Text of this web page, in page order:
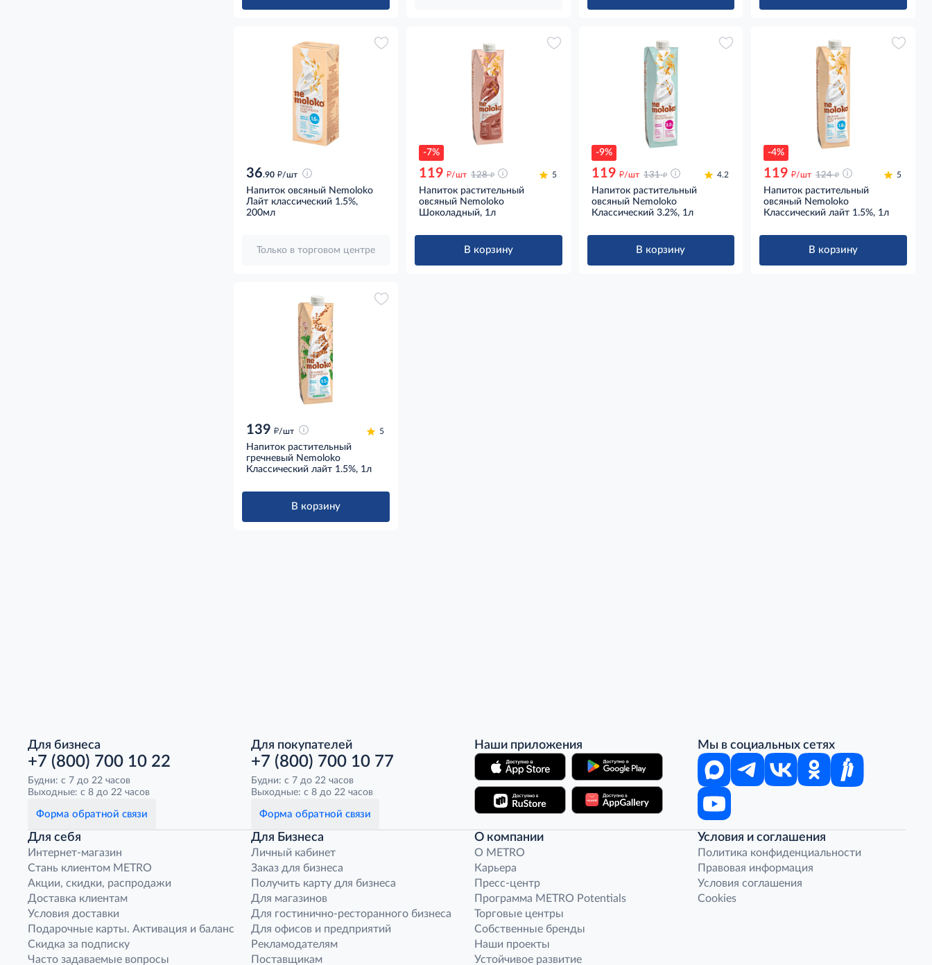
36.90 д/шт
Напиток овсяный Nemoloko
Лайт классический 1.5%,
200мл
Только в торговом центре
-7%
119 д/шт 128 д 5
Напиток растительный
овсяный Nemoloko
Шоколадный, 1л
В корзину
-9%
119 д/шт 131 д 4.2
Напиток растительный
овсяный Nemoloko
Классический 3.2%, 1л
В корзину
-4%
119 д/шт 124 д 5
Напиток растительный
овсяный Nemoloko
Классический лайт 1.5%, 1л
В корзину
139 д/шт 5
Напиток растительный
гречневый Nemoloko
Классический лайт 1.5%, 1л
В корзину
Для бизнеса
+7 (800) 700 10 22
Будни: с 7 до 22 часов
Выходные: с 8 до 22 часов
Форма обратной связи
Для покупателей
+7 (800) 700 10 77
Будни: с 7 до 22 часов
Выходные: с 8 до 22 часов
Форма обратной связи
Наши приложения Мы в социальных сетях
Для себя
Интернет-магазин
Стань клиентом METRO
Акции, скидки, распродажи
Доставка клиентам
Условия доставки
Подарочные карты. Активация и баланс
Скидка за подписку
Часто задаваемые вопросы
Для Бизнеса
Личный кабинет
Заказ для бизнеса
Получить карту для бизнеса
Для магазинов
Для гостинично-ресторанного бизнеса
Для офисов и предприятий
Рекламодателям
Поставщикам
О компании
O METRO
Карьера
Пресс-центр
Программа METRO Potentials
Торговые центры
Собственные бренды
Наши проекты
Устойчивое развитие
Условия и соглашения
Политика конфиденциальности
Правовая информация
Условия соглашения
Cookies